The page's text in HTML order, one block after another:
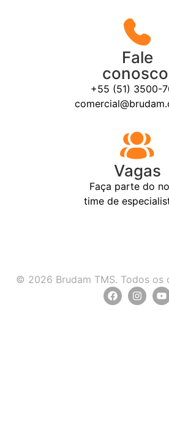
Fale
+55 (51) 3500-
Vagas
Faça parte do
time de
© 2026 Brudam TMS. Todos os